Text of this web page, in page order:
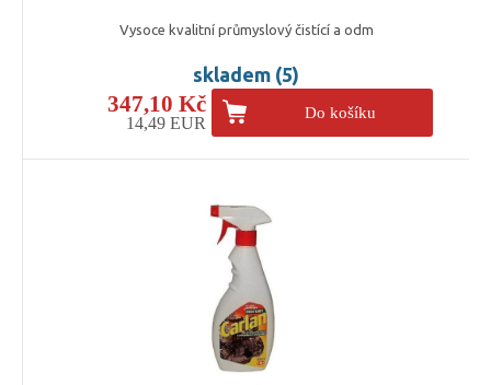
Vysoce kvalitní průmyslový čistící a odm
skladem (5)
347,10 Kč
14,49 EUR
Do košíku